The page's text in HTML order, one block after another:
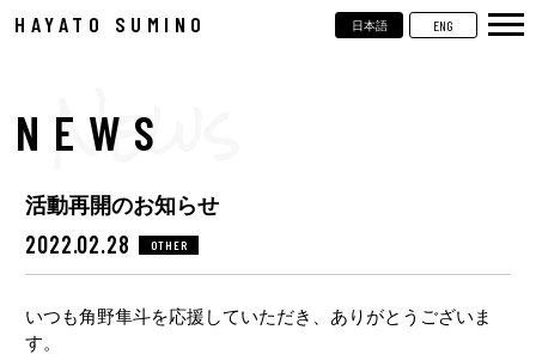
HAYATO SUMINO 日本語 ENG
DISCOGRAPHY
NEWS
活動再開のお知らせ
2022.02.28 OTHER
いつも角野隼斗を応援していただき、ありがとうございま
す。